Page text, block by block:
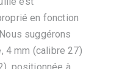
en fonction
suggérons
4 mm (calibre 27)